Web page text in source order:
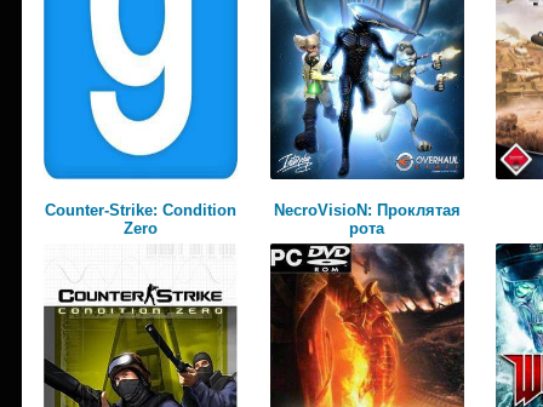
Counter-Strike: Condition
Zero
NecroVisioN: Проклятая
рота